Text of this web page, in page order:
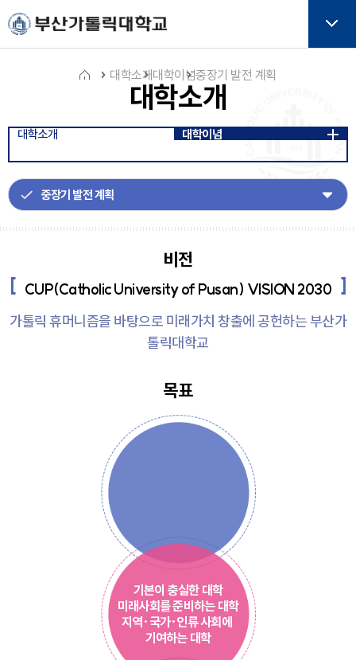
주메뉴로 가기
본문으로 가기
하단으로 가기
대학소개
이
콘
대학소개대학이념중장기 발전 계획
대학소개 대학이념
비전
CUP(Catholic University of Pusan) VISION 2030
가톨릭 휴머니즘을 바탕으로 미래가치 창출에 공헌하는부산가
톨릭대학교
목표
기본이 충실한 대학
미래사회를준비하는 대학
지역·국가·인류사회에
기여하는 대학